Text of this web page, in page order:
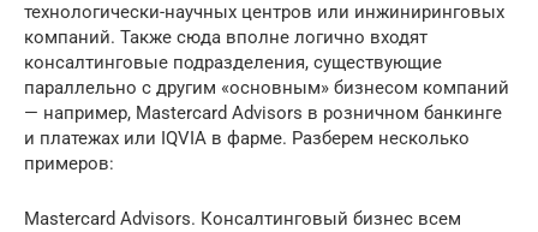
технологически-научных центров или инжиниринговых
компаний. Также сюда вполне логично входят
консалтинговые подразделения, существующие
параллельно с другим «основным» бизнесом компаний
— например, Mastercard Advisors в розничном банкинге
и платежах или IQVIA в фарме. Разберем несколько
примеров:
Mastercard Advisors. Консалтинговый бизнес всем